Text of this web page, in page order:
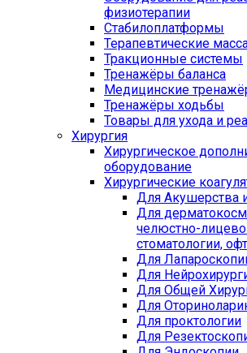
физиотерапии
Стабилоплатформы
Терапевтические
Тракционные системы
Тренажёры баланса
Медицинские
Тренажёры ходьбы
Товары для ухода и
Хирургия
Хирургическое
оборудование
Хирургические
Для Акушерства
Для
челюстно-
стоматологии,
Для
Для
Для Общей
Для
Для проктологии
Для